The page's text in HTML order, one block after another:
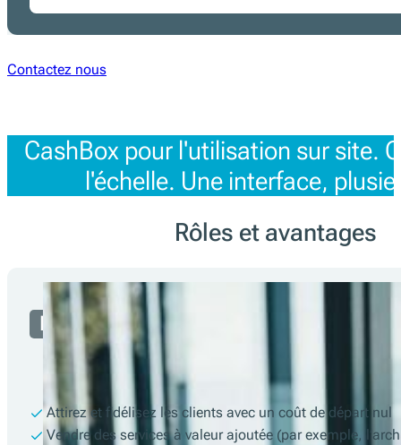
Contactez nous
CashBox pour l'utilisation sur site.
l'échelle. Une interface,
Rôles et avantages
Partenaire
Attirez et fidélisez les clients avec un coût de départ nul
Vendre des services à valeur ajoutée (par exemple,